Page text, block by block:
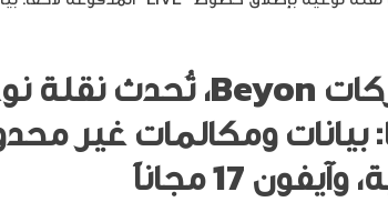
بيانات ومكالمات غير